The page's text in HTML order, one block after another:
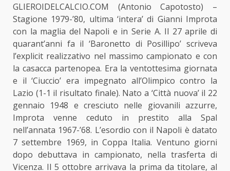
GLIEROIDELCALCIO.COM (Antonio Capotosto) –
Stagione 1979-’80, ultima ‘intera’ di Gianni Improta
con la maglia del Napoli e in Serie A. Il 27 aprile di
quarant’anni fa il ‘Baronetto di Posillipo’ scriveva
l’explicit realizzativo nel massimo campionato e con
la casacca partenopea. Era la ventottesima giornata
e il ‘Ciuccio’ era impegnato all’Olimpico contro la
Lazio (1-1 il risultato finale). Nato a ‘Città nuova’ il 22
gennaio 1948 e cresciuto nelle giovanili azzurre,
Improta venne ceduto in prestito alla Spal
nell’annata 1967-’68. L’esordio con il Napoli è datato
7 settembre 1969, in Coppa Italia. Ventuno giorni
dopo debuttava in campionato, nella trasferta di
Vicenza. Il 5 ottobre arrivava la prima da titolare, al